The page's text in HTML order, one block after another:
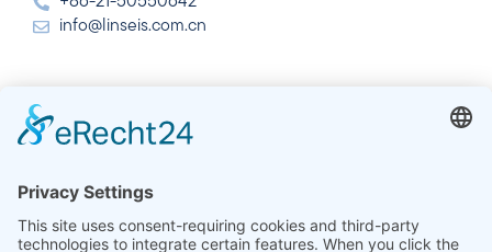
info@linseis.com.cn
Inde
Linseis Thermal Analysis India Pvt Ltd.
Sector 23, Dwarka, 110077 New Delhi
+91-11-42883851